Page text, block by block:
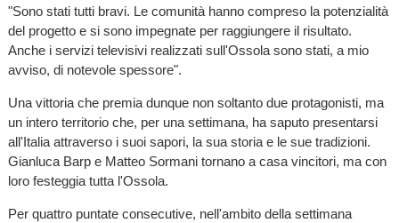
"Sono stati tutti bravi. Le comunità hanno compreso la potenzialità
del progetto e si sono impegnate per raggiungere il risultato.
Anche i servizi televisivi realizzati sull'Ossola sono stati, a mio
avviso, di notevole spessore".
Una vittoria che premia dunque non soltanto due protagonisti, ma
un intero territorio che, per una settimana, ha saputo presentarsi
all'Italia attraverso i suoi sapori, la sua storia e le sue tradizioni.
Gianluca Barp e Matteo Sormani tornano a casa vincitori, ma con
loro festeggia tutta l'Ossola.
Per quattro puntate consecutive, nell'ambito della settimana